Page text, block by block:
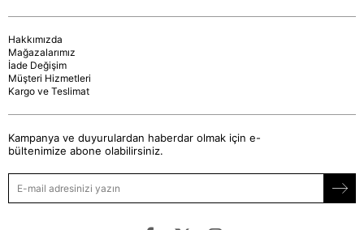
Hakkımızda
Mağazalarımız
İade Değişim
Müşteri Hizmetleri
Kargo ve Teslimat
Kampanya ve duyurulardan haberdar olmak için e-
bültenimize abone olabilirsiniz.